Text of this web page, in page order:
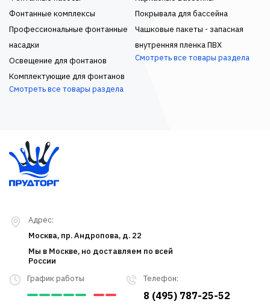
Фонтанные комплексы
Профессиональные фонтанные
насадки
Освещение для фонтанов
Комплектующие для фонтанов
Смотреть все товары раздела
Покрывала для бассейна
Чашковые пакеты - запасная
внутренняя пленка ПВХ
Смотреть все товары раздела
Телефон:
8 (495) 787-25-52
График работы
Адрес:
Москва, пр. Андропова, д. 22
Мы в Москве, но доставляем по всей
России